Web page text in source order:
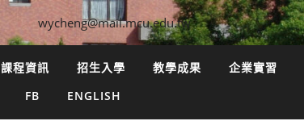
wycheng@mail.mcu.edu.tw
課程資訊 招生入學 教學成果 企業實習
FB ENGLISH